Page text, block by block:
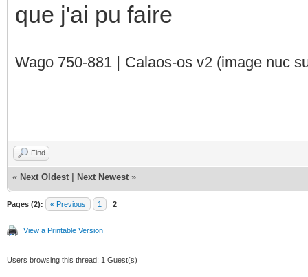
que j'ai pu faire
Wago 750-881 | Calaos-os v2 (image nuc
Find
« Next Oldest Next Newest »
Pages (2): « Previous 1 2
View a Printable Version
Users browsing this thread: 1 Guest(s)